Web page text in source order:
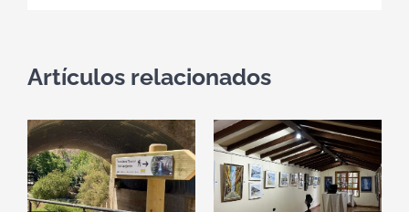
Artículos relacionados